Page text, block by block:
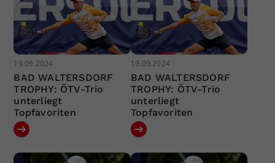
19.09.2024
BAD WALTERSDORF
TROPHY: ÖTV-Trio
unterliegt
Topfavoriten
19.09.2024
BAD WALTERSDORF
TROPHY: ÖTV-Trio
unterliegt
Topfavoriten